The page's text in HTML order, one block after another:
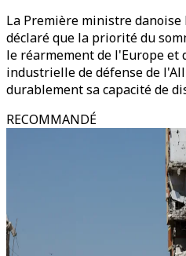
La Première ministre
déclaré que la priorité du
le réarmement de l'Europe et
industrielle de défense de
durablement sa capacité de
RECOMMANDÉ